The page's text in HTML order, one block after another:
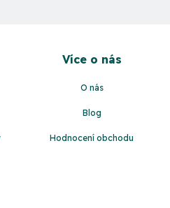
Více o nás
O nás
Blog
Hodnocení obchodu